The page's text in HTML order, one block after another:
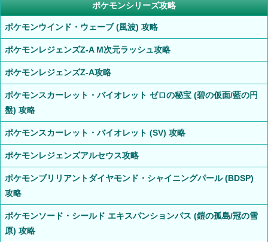
ポケモンシリーズ攻略
ポケモンウインド・ウェーブ (風波) 攻略
ポケモンレジェンズZ-A M次元ラッシュ攻略
ポケモンレジェンズZ-A攻略
ポケモンスカーレット・バイオレット ゼロの秘宝 (碧の仮面/藍の円
盤) 攻略
ポケモンスカーレット・バイオレット (SV) 攻略
ポケモンレジェンズアルセウス攻略
ポケモンブリリアントダイヤモンド・シャイニングパール (BDSP)
攻略
ポケモンソード・シールド エキスパンションパス (鎧の孤島/冠の雪
原) 攻略